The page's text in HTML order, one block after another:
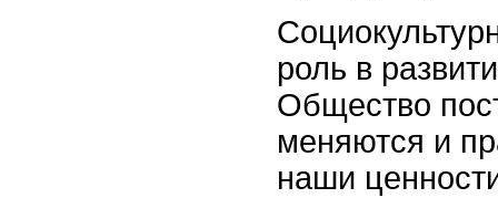
роль в
Общество
меняются и
наши